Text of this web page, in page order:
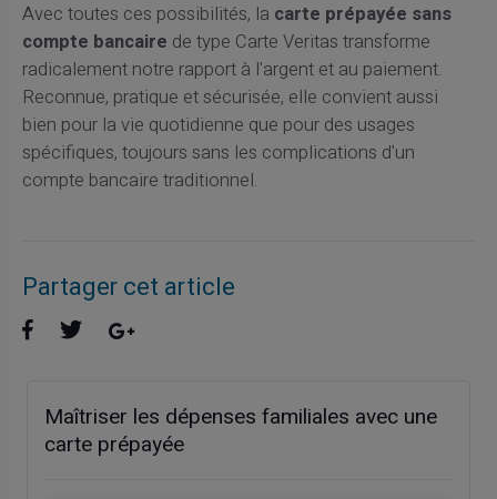
Avec toutes ces possibilités, la carte prépayée sans
compte bancaire de type Carte Veritas transforme
radicalement notre rapport à l'argent et au paiement.
Reconnue, pratique et sécurisée, elle convient aussi
bien pour la vie quotidienne que pour des usages
spécifiques, toujours sans les complications d'un
compte bancaire traditionnel.
Partager cet article
Maîtriser les dépenses familiales avec une
carte prépayée